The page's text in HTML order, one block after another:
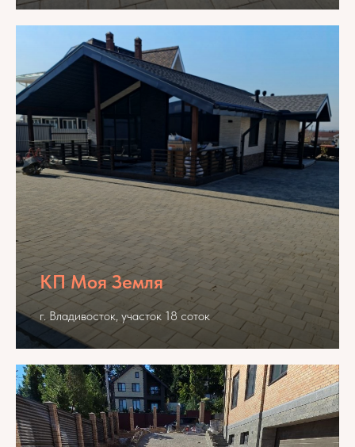
КП Моя Земля
г. Владивосток, участок 18 соток